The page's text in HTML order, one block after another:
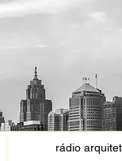
rádio